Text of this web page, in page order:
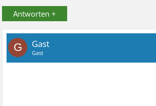
Antworten +
G Gast
Gast